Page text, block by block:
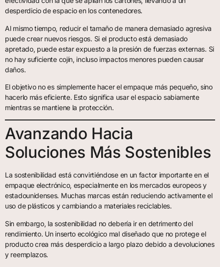
desperdicio de espacio en los contenedores.
Al mismo tiempo, reducir el tamaño de manera demasiado agresiva
puede crear nuevos riesgos. Si el producto está demasiado
apretado, puede estar expuesto a la presión de fuerzas externas. Si
no hay suficiente cojín, incluso impactos menores pueden causar
daños.
El objetivo no es simplemente hacer el empaque más pequeño, sino
hacerlo más eficiente. Esto significa usar el espacio sabiamente
mientras se mantiene la protección.
Avanzando Hacia
Soluciones Más Sostenibles
La sostenibilidad está convirtiéndose en un factor importante en el
empaque electrónico, especialmente en los mercados europeos y
estadounidenses. Muchas marcas están reduciendo activamente el
uso de plásticos y cambiando a materiales reciclables.
Sin embargo, la sostenibilidad no debería ir en detrimento del
rendimiento. Un inserto ecológico mal diseñado que no protege el
producto crea más desperdicio a largo plazo debido a devoluciones
y reemplazos.